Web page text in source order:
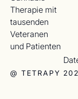
Therapie mit
tausenden
Veteranen
und Patienten
@ TETRAPY